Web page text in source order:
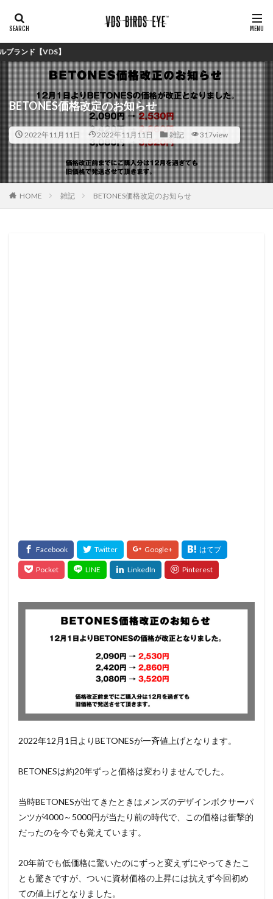
VDS】
BETONES価格改定のお知らせ
2022年11月11日 2022年11月11日 雑記 317view
HOME 雑記 BETONES価格改定のお知らせ
2022年12月1日よりBETONESが一斉値上げとなります。
BETONESは約20年ずっと価格は変わりませんでした。
当時BETONESが出てきたときはメンズのデザインボクサーパ
ンツが4000～5000円が当たり前の時代で、この価格は衝撃的
だったのを今でも覚えています。
20年前でも低価格に驚いたのにずっと変えずにやってきたこ
とも驚きですが、ついに資材価格の上昇には抗えず今回初め
ての値上げとなりました。